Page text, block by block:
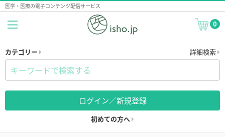
医学・医療の電子コンテンツ配信サービス
0
カテゴリー 詳細検索
ログイン／新規登録
初めての方へ